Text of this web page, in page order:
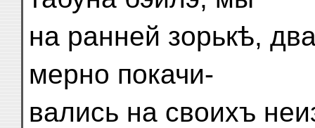
на ранней зорькѣ,
мерно покачи-
вались на своихъ